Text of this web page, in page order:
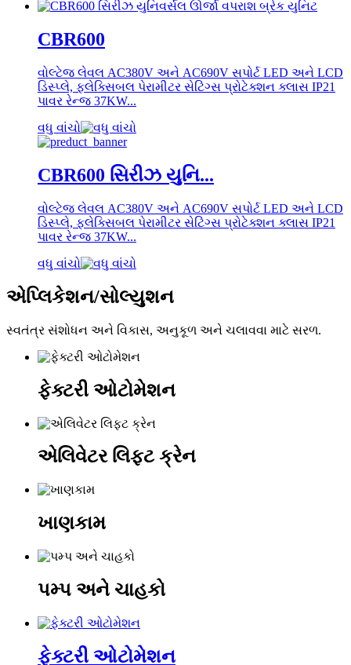
CBR600
વોલ્ટેજ લેવલ AC380V અને AC690V સપોર્ટ LED અને LCD
ડિસ્પ્લે, ફ્લેક્સિબલ પેરામીટર સેટિંગ્સ પ્રોટેક્શન ક્લાસ IP21
પાવર રેન્જ 37KW...
વધુ વાંચો
CBR600 સિરીઝ યુનિ...
વોલ્ટેજ લેવલ AC380V અને AC690V સપોર્ટ LED અને LCD
ડિસ્પ્લે, ફ્લેક્સિબલ પેરામીટર સેટિંગ્સ પ્રોટેક્શન ક્લાસ IP21
પાવર રેન્જ 37KW...
વધુ વાંચો
એપ્લિકેશન/સોલ્યુશન
સ્વતંત્ર સંશોધન અને વિકાસ, અનુકૂળ અને ચલાવવા માટે સરળ.
ફેક્ટરી ઓટોમેશન
એલિવેટર લિફ્ટ ક્રેન
ખાણકામ
પમ્પ અને ચાહકો
ફેક્ટરી ઓટોમેશન